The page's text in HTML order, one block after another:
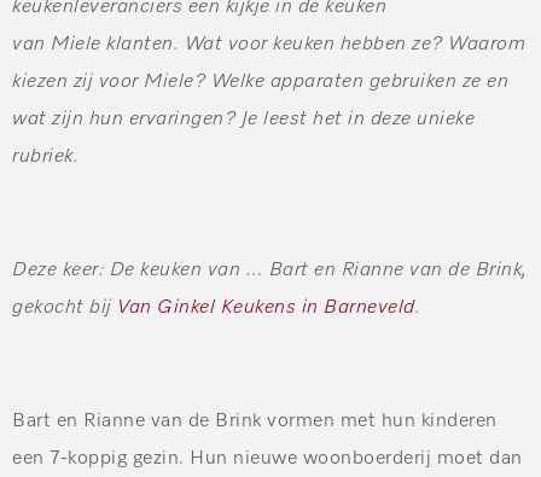
keukenleveranciers een kijkje in de keuken
van Miele klanten. Wat voor keuken hebben ze? Waarom
kiezen zij voor Miele? Welke apparaten gebruiken ze en
wat zijn hun ervaringen? Je leest het in deze unieke
rubriek.
Deze keer: De keuken van … Bart en Rianne van de Brink,
gekocht bij Van Ginkel Keukens in Barneveld.
Bart en Rianne van de Brink vormen met hun kinderen
een 7-koppig gezin. Hun nieuwe woonboerderij moet dan